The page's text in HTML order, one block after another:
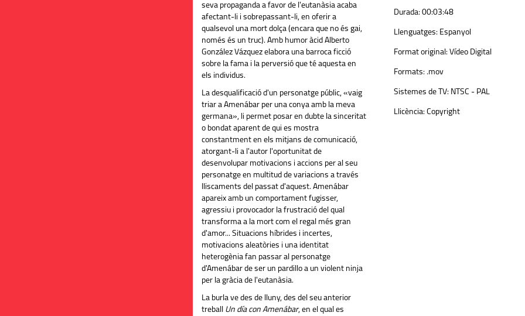
seva propaganda a favor de l'eutanàsia acaba
afectant-li i sobrepassant-li, en oferir a
qualsevol una mort dolça (encara que no és gai,
només és un truc). Amb humor àcid Alberto
González Vázquez elabora una barroca ficció
sobre la fama i la perversió que té aquesta en
els individus.
La desqualificació d'un personatge públic, «vaig
triar a Amenábar per una conya amb la meva
germana», li permet posar en dubte la sinceritat
o bondat aparent de qui es mostra
constantment en els mitjans de comunicació,
atorgant-li a l'autor l'oportunitat de
desenvolupar motivacions i accions per al seu
personatge en multitud de variacions a través
lliscaments del passat d'aquest. Amenábar
apareix amb un comportament fugisser,
agressiu i provocador la frustració del qual
transforma a la mort com el regal més gran
d'amor... Situacions híbrides i incertes,
motivacions aleatòries i una identitat
heterogènia fan passar al personatge
d'Amenábar de ser un pardillo a un violent ninja
per la gràcia de l'eutanàsia.
La burla ve des de lluny, des del seu anterior
treball Un día con Amenábar, en el qual es
Durada: 00:03:48
Llenguatges: Espanyol
Format original: Vídeo Digital
Formats: .mov
Sistemes de TV: NTSC - PAL
Llicència: Copyright